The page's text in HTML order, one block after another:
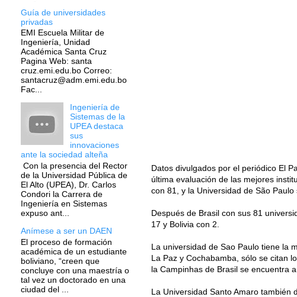
Datos divulgados por el periódico El
última evaluación de las mejores
con 81, y la Universidad de São
Después de Brasil con sus 81
17 y Bolivia con 2.
La universidad de Sao Paulo tiene la
La Paz y Cochabamba, sólo se citan
la Campinhas de Brasil se encuentra a
La Universidad Santo Amaro
Guía de universidades
privadas
EMI Escuela Militar de
Ingeniería, Unidad
Académica Santa Cruz
Pagina Web: santa
cruz.emi.edu.bo Correo:
santacruz@adm.emi.edu.bo
Fac...
Ingeniería de
Sistemas de la
UPEA destaca
sus
innovaciones
ante la sociedad alteña
Con la presencia del Rector
de la Universidad Pública de
El Alto (UPEA), Dr. Carlos
Condori la Carrera de
Ingeniería en Sistemas
expuso ant...
Anímese a ser un DAEN
El proceso de formación
académica de un estudiante
boliviano, “creen que
concluye con una maestría o
tal vez un doctorado en una
ciudad del ...